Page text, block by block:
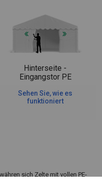
Hinterseite -
Eingangstor PE
Sehen Sie, wie es
funktioniert
sich Zelte mit vollen PE-